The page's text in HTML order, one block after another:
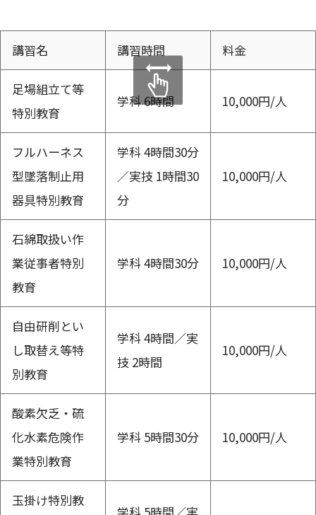
講習名 講習時間 料金
足場組立て等
特別教育
学科 6時間 10,000円/人
フルハーネス
型墜落制止用
器具特別教育
学科 4時間30分
／実技 1時間30
分
10,000円/人
石綿取扱い作
業従事者特別
教育
学科 4時間30分 10,000円/人
自由研削とい
し取替え等特
別教育
学科 4時間／実
技 2時間
10,000円/人
酸素欠乏・硫
化水素危険作
業特別教育
学科 5時間30分 10,000円/人
玉掛け特別教